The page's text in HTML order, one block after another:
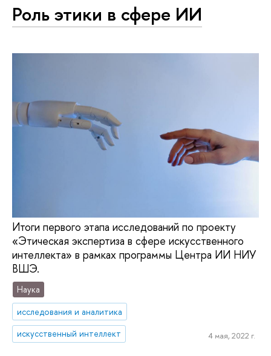
Роль этики в сфере ИИ
Итоги первого этапа исследований по проекту
«Этическая экспертиза в сфере искусственного
интеллекта» в рамках программы Центра ИИ НИУ
ВШЭ.
Наука
исследования и аналитика
искусственный интеллект
4 мая, 2022 г.